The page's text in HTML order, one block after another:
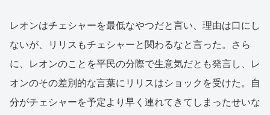
レオンはチェシャーを最低なやつだと言い、理由は口にし
ないが、リリスもチェシャーと関わるなと言った。さら
に、レオンのことを平民の分際で生意気だとも発言し、レ
オンのその差別的な言葉にリリスはショックを受けた。自
分がチェシャーを予定より早く連れてきてしまったせいな